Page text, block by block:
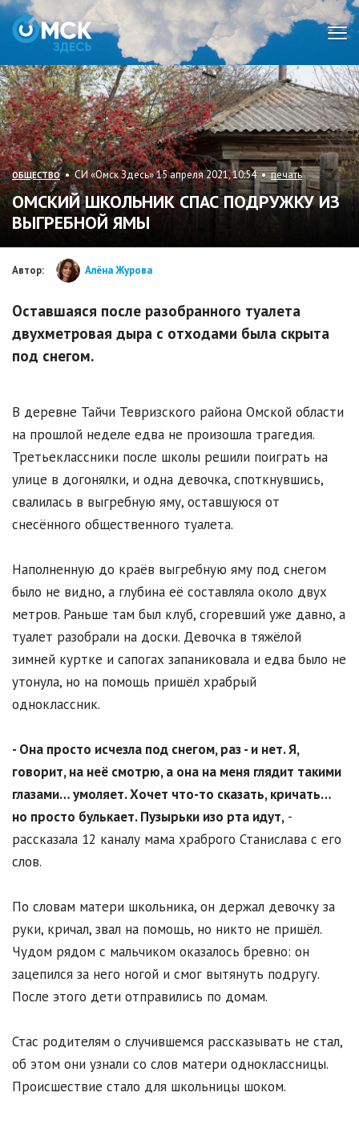
ОБЩЕСТВО• СИ «Омск Здесь» 15 апреля 2021, 10:54 •печать
ОМСКИЙ ШКОЛЬНИК СПАС ПОДРУЖКУ ИЗ
ВЫГРЕБНОЙ ЯМЫ
Автор: Алёна Журова
Оставшаяся после разобранного туалета
двухметровая дыра с отходами была скрыта
под снегом.
В деревне Тайчи Тевризского района Омской области
на прошлой неделе едва не произошла трагедия.
Третьеклассники после школы решили поиграть на
улице в догонялки, и одна девочка, споткнувшись,
свалилась в выгребную яму, оставшуюся от
снесённого общественного туалета.
Наполненную до краёв выгребную яму под снегом
было не видно, а глубина её составляла около двух
метров. Раньше там был клуб, сгоревший уже давно, а
туалет разобрали на доски. Девочка в тяжёлой
зимней куртке и сапогах запаниковала и едва было не
утонула, но на помощь пришёл храбрый
одноклассник.
- Она просто исчезла под снегом, раз - и нет. Я,
говорит, на неё смотрю, а она на меня глядит такими
глазами… умоляет. Хочет что-то сказать, кричать…
но просто булькает. Пузырьки изо рта идут, -
рассказала 12 каналу мама храброго Станислава с его
слов.
По словам матери школьника, он держал девочку за
руки, кричал, звал на помощь, но никто не пришёл.
Чудом рядом с мальчиком оказалось бревно: он
зацепился за него ногой и смог вытянуть подругу.
После этого дети отправились по домам.
Стас родителям о случившемся рассказывать не стал,
об этом они узнали со слов матери одноклассницы.
Происшествие стало для школьницы шоком.